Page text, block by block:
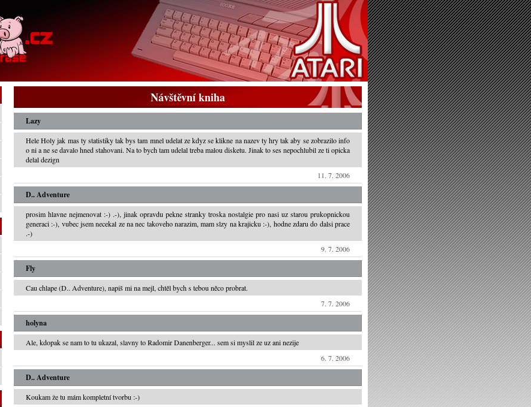
Návštěvní kniha
Lazy
Hele Holy jak mas ty statistiky tak bys tam mnel udelat ze kdyz se klikne na nazev ty hry tak aby se zobrazilo info
o ni a ne se davalo hned stahovani. Na to bych tam udelal treba malou disketu. Jinak to ses nepochlubil ze ti opicka
delal dezign
11. 7. 2006
D.. Adventure
prosim hlavne nejmenovat :-) .-), jinak opravdu pekne stranky troska nostalgie pro nasi uz starou prukopnickou
generaci :-), vubec jsem necekal ze na nec takoveho narazim, mam slzy na krajicku :-), hodne zdaru do dalsi prace
.-)
9. 7. 2006
Fly
Cau chlape (D.. Adventure), napiš mi na mejl, chtěl bych s tebou něco probrat.
7. 7. 2006
holyna
Ale, kdopak se nam to tu ukazal, slavny to Radomir Danenberger... sem si myslil ze uz ani nezije
6. 7. 2006
D.. Adventure
Koukam že tu mám kompletní tvorbu :-)